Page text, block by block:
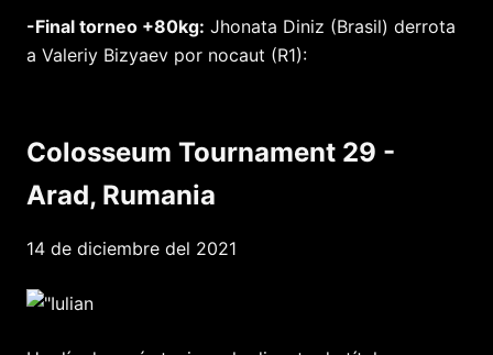
-Final torneo +80kg: Jhonata Diniz (Brasil) derrota
a Valeriy Bizyaev por nocaut (R1):
Colosseum Tournament 29 -
Arad, Rumania
14 de diciembre del 2021